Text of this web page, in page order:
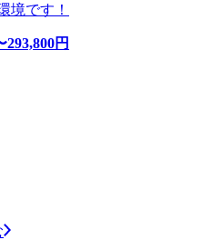
境です！
293,800円